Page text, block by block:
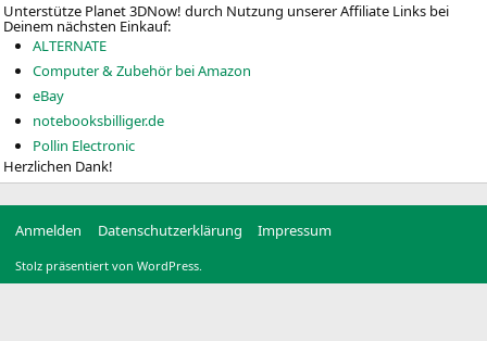
Unterstütze Planet 3DNow! durch Nutzung unserer Affiliate Links bei
Deinem nächsten Einkauf:
ALTERNATE
Computer & Zubehör bei Amazon
eBay
notebooksbilliger.de
Pollin Electronic
Herzlichen Dank!
Anmelden Datenschutzerklärung Impressum
Stolz präsentiert von WordPress.